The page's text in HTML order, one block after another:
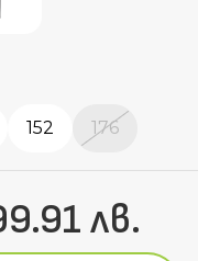
152 176
лв.